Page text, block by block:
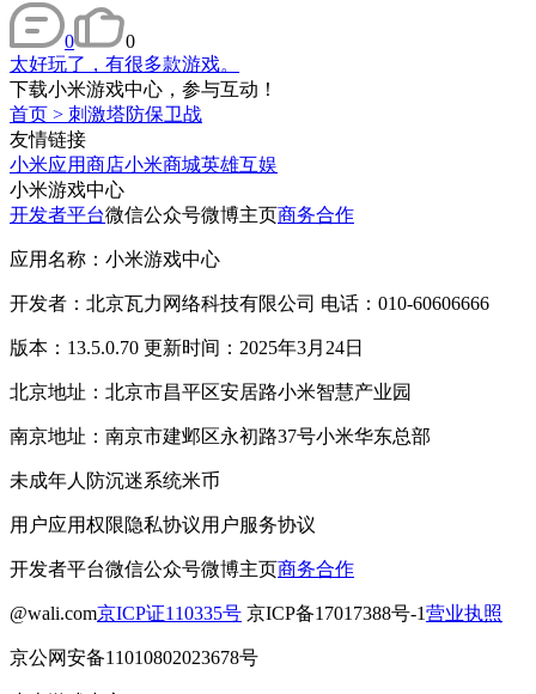
0
0
太好玩了，有很多款游戏。
下载小米游戏中心，参与互动！
首页 > 刺激塔防保卫战
友情链接
小米应用商店小米商城英雄互娱
小米游戏中心
开发者平台微信公众号微博主页商务合作
应用名称：小米游戏中心
开发者：北京瓦力网络科技有限公司 电话：010-60606666
版本：13.5.0.70 更新时间：2025年3月24日
北京地址：北京市昌平区安居路小米智慧产业园
南京地址：南京市建邺区永初路37号小米华东总部
未成年人防沉迷系统米币
用户应用权限隐私协议用户服务协议
开发者平台微信公众号微博主页商务合作
@wali.com京ICP证110335号 京ICP备17017388号-1营业执照
京公网安备11010802023678号